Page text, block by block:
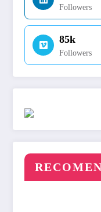
Followers
85k
Followers